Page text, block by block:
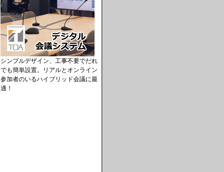
シンプルデザイン、工事不要でだれ
でも簡単設置。リアルとオンライン
参加者のいるハイブリッド会議に最
適！